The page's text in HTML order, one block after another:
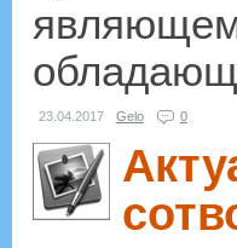
23.04.2017 Gelo 0